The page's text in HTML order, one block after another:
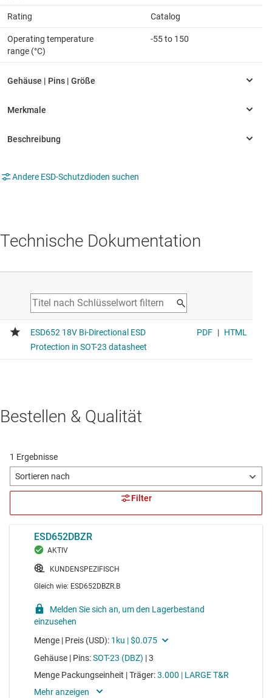
Rating Catalog
Operating temperature
range (°C)
-55 to 150
Andere ESD-Schutzdioden suchen
Technische Dokumentation
Bestellen & Qualität